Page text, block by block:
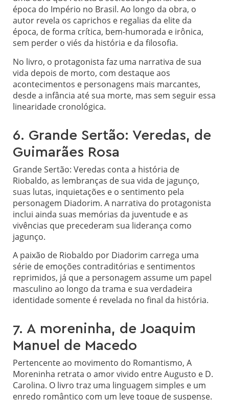
época do Império no Brasil. Ao longo da obra, o
autor revela os caprichos e regalias da elite da
época, de forma crítica, bem-humorada e irônica,
sem perder o viés da história e da filosofia.
No livro, o protagonista faz uma narrativa de sua
vida depois de morto, com destaque aos
acontecimentos e personagens mais marcantes,
desde a infância até sua morte, mas sem seguir essa
linearidade cronológica.
6. Grande Sertão: Veredas, de
Guimarães Rosa
Grande Sertão: Veredas conta a história de
Riobaldo, as lembranças de sua vida de jagunço,
suas lutas, inquietações e o sentimento pela
personagem Diadorim. A narrativa do protagonista
inclui ainda suas memórias da juventude e as
vivências que precederam sua liderança como
jagunço.
A paixão de Riobaldo por Diadorim carrega uma
série de emoções contraditórias e sentimentos
reprimidos, já que a personagem assume um papel
masculino ao longo da trama e sua verdadeira
identidade somente é revelada no final da história.
7. A moreninha, de Joaquim
Manuel de Macedo
Pertencente ao movimento do Romantismo, A
Moreninha retrata o amor vivido entre Augusto e D.
Carolina. O livro traz uma linguagem simples e um
enredo romântico com um leve toque de suspense.